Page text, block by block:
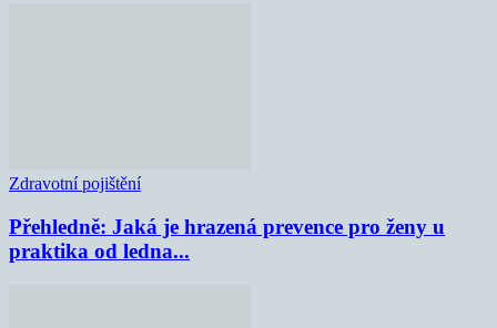
Zdravotní pojištění
Přehledně: Jaká je hrazená prevence pro ženy u
praktika od ledna...